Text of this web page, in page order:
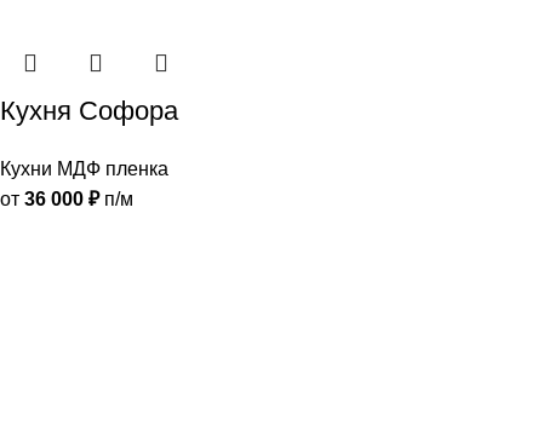
Кухня Софора
Кухни МДФ пленка
от 36 000 ₽п/м